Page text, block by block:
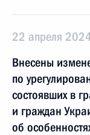
22 апреля
Внесены
по
состоявших в
и граждан
об